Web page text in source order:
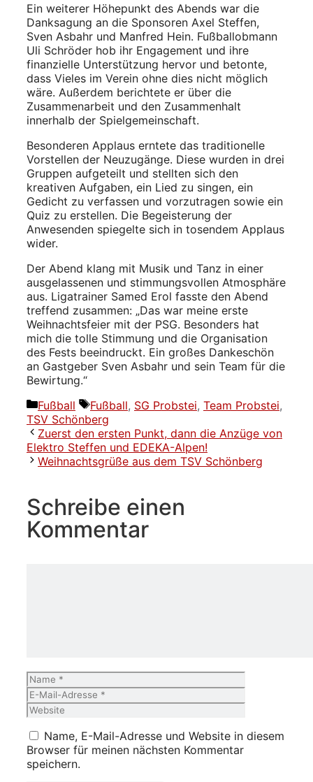
Ein weiterer Höhepunkt des Abends war die
Danksagung an die Sponsoren Axel Steffen,
Sven Asbahr und Manfred Hein. Fußballobmann
Uli Schröder hob ihr Engagement und ihre
finanzielle Unterstützung hervor und betonte,
dass Vieles im Verein ohne dies nicht möglich
wäre. Außerdem berichtete er über die
Zusammenarbeit und den Zusammenhalt
innerhalb der Spielgemeinschaft.
Besonderen Applaus erntete das traditionelle
Vorstellen der Neuzugänge. Diese wurden in drei
Gruppen aufgeteilt und stellten sich den
kreativen Aufgaben, ein Lied zu singen, ein
Gedicht zu verfassen und vorzutragen sowie ein
Quiz zu erstellen. Die Begeisterung der
Anwesenden spiegelte sich in tosendem Applaus
wider.
Der Abend klang mit Musik und Tanz in einer
ausgelassenen und stimmungsvollen Atmosphäre
aus. Ligatrainer Samed Erol fasste den Abend
treffend zusammen: „Das war meine erste
Weihnachtsfeier mit der PSG. Besonders hat
mich die tolle Stimmung und die Organisation
des Fests beeindruckt. Ein großes Dankeschön
an Gastgeber Sven Asbahr und sein Team für die
Bewirtung.“
Kategorien
Fußball Schlagwörter
Fußball, SG Probstei, Team Probstei,
TSV Schönberg
Zuerst den ersten Punkt, dann die Anzüge von
Elektro Steffen und EDEKA-Alpen!
Weihnachtsgrüße aus dem TSV Schönberg
Schreibe einen
Kommentar
Name
Mail-
Adresse
Name, E-Mail-Adresse und Website in diesem
Browser für meinen nächsten Kommentar
speichern.